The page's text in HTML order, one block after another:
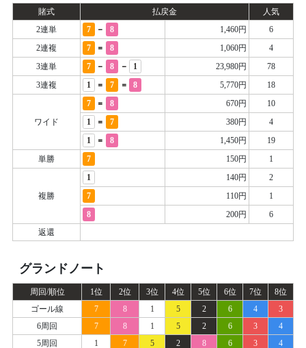
賭式 払戻金
人気
2連単
7 - 8 1,460円
6
2連複
7 = 8 1,060円
4
3連単
7 - 8 - 1 23,980円
78
3連複
1 = 7 = 8 5,770円 18
ワイド
7 = 8 670円
10
1
= 7 380円
4
1
= 8 1,450円
19
単勝
7 150円 1
複勝
1 140円
2
7
110円
1
8
200円
6
返還
グランドノート
周回/順位 1位 2位 3位 4位 5位 6位 7位
8位
ゴール線
7 8 1 5 2 6 4
3
6周回
7 8 1 5 2 6 3
4
5周回
1 7 5 2 8 6 3
4